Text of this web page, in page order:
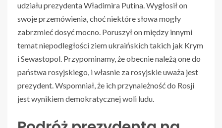
udziału prezydenta Władimira Putina. Wygłosił on
swoje przemówienia, choć niektóre słowa mogły
zabrzmieć dosyć mocno. Poruszył on między innymi
temat niepodległości ziem ukraińskich takich jak Krym
i Sewastopol. Przypominamy, że obecnie należą one do
państwa rosyjskiego, i własnie za rosyjskie uważa jest
prezydent. Wspomniał, że ich przynależność do Rosji
jest wynikiem demokratycznej woli ludu.